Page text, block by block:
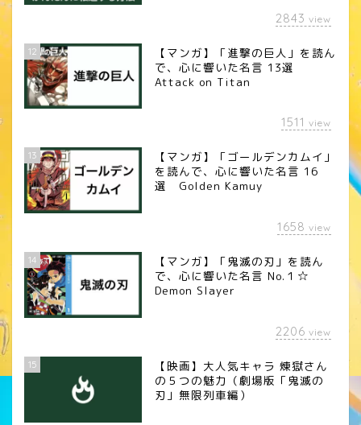
2843 view
12
【マンガ】「進撃の巨人」を読ん
で、心に響いた名言 13選
Attack on Titan
1511 view
13
【マンガ】「ゴールデンカムイ」
を読んで、心に響いた名言 16
選 Golden Kamuy
1658 view
14
【マンガ】「鬼滅の刃」を読ん
で、心に響いた名言 No.１☆
Demon Slayer
2206 view
15
【映画】大人気キャラ 煉󠄁獄さん
の５つの魅力（劇場版「鬼滅の
刃」無限列車編）